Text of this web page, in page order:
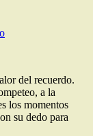
del recuerdo.
a la
los momentos
su dedo para